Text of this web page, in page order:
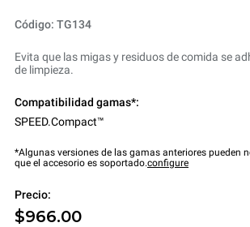
Código: TG134
Evita que las migas y residuos de comida se
de limpieza.
Compatibilidad gamas*:
SPEED.Compact™
*Algunas versiones de las gamas anteriores pueden
que el accesorio es soportado.configure
Precio:
$966.00